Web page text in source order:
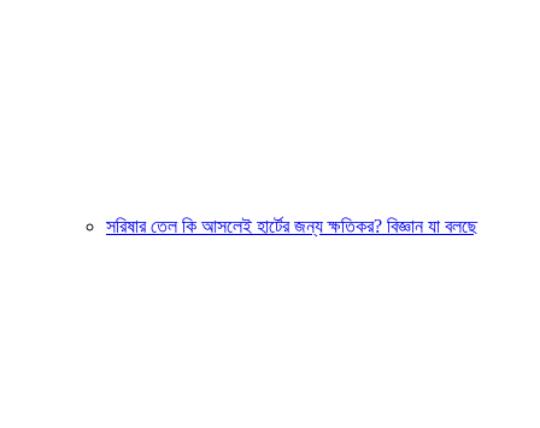
সরিষার তেল কি আসলেই হার্টের জন্য ক্ষতিকর? বিজ্ঞান যা বলছে